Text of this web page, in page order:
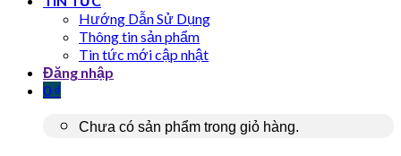
Hướng Dẫn Sử Dụng
Thông tin sản phẩm
Tin tức mới cập nhật
Đăng nhập
0 ₫
Chưa có sản phẩm trong giỏ hàng.